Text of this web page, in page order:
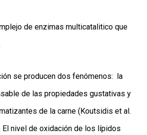
de enzimas multicatalitico que
se producen dos fenómenos: la
de las propiedades gustativas y
de la carne (Koutsidis et al.
nivel de oxidación de los lípidos